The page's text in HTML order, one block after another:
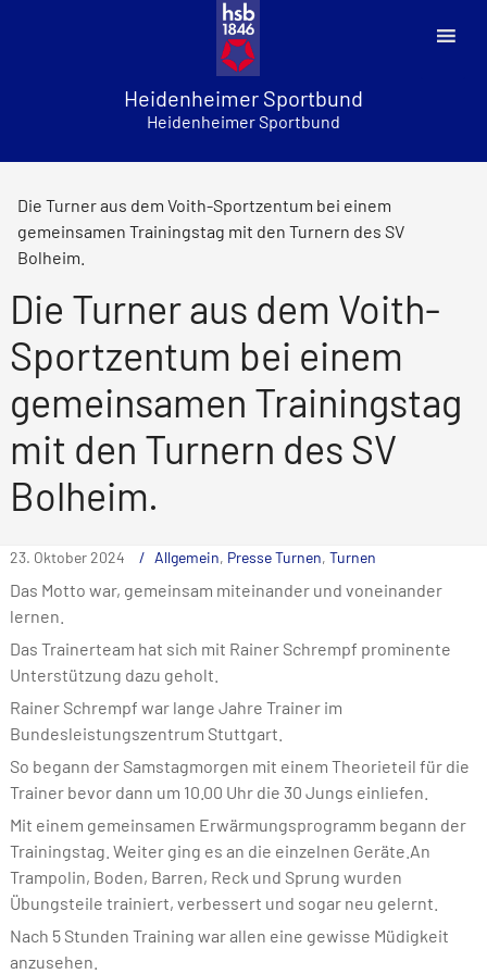
Heidenheimer Sportbund
Heidenheimer Sportbund
Die Turner aus dem Voith-Sportzentum bei einem
gemeinsamen Trainingstag mit den Turnern des SV
Bolheim.
Die Turner aus dem Voith-
Sportzentum bei einem
gemeinsamen Trainingstag
mit den Turnern des SV
Bolheim.
23. Oktober 2024 Allgemein, Presse Turnen, Turnen
Das Motto war, gemeinsam miteinander und voneinander
lernen.
Das Trainerteam hat sich mit Rainer Schrempf prominente
Unterstützung dazu geholt.
Rainer Schrempf war lange Jahre Trainer im
Bundesleistungszentrum Stuttgart.
So begann der Samstagmorgen mit einem Theorieteil für die
Trainer bevor dann um 10.00 Uhr die 30 Jungs einliefen.
Mit einem gemeinsamen Erwärmungsprogramm begann der
Trainingstag. Weiter ging es an die einzelnen Geräte.An
Trampolin, Boden, Barren, Reck und Sprung wurden
Übungsteile trainiert, verbessert und sogar neu gelernt.
Nach 5 Stunden Training war allen eine gewisse Müdigkeit
anzusehen.